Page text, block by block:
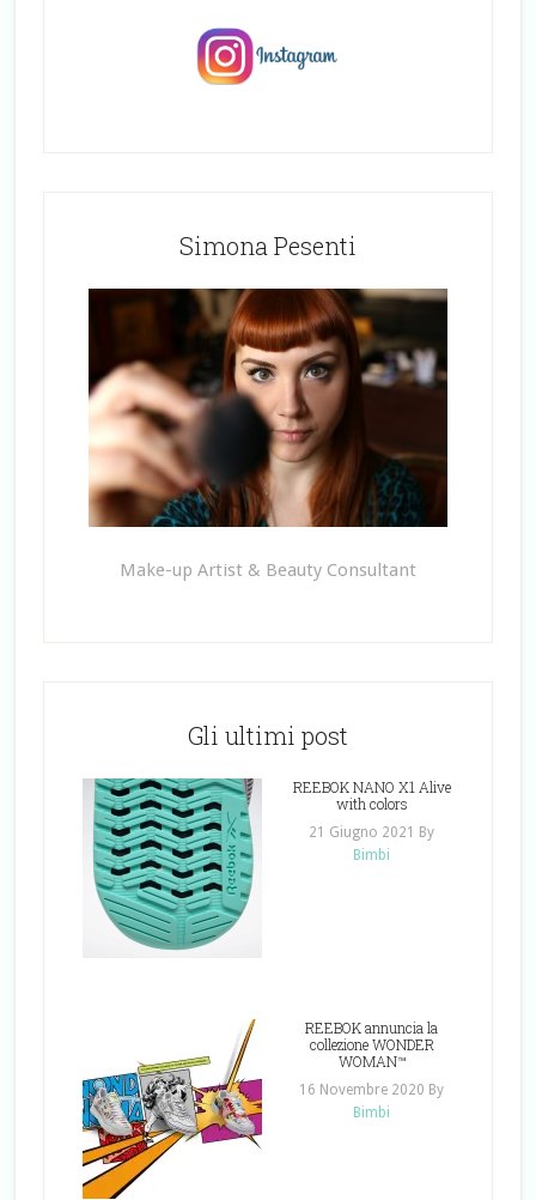
Simona Pesenti
Make-up Artist & Beauty Consultant
Gli ultimi post
REEBOK NANO X1 Alive
with colors
21 Giugno 2021 By
Bimbi
REEBOK annuncia la
collezione WONDER
WOMAN™
16 Novembre 2020 By
Bimbi